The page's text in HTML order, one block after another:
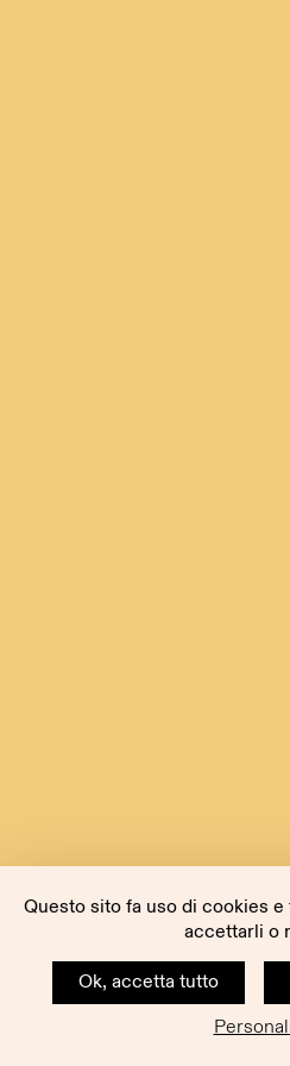
Questo sito fa uso di cookies
accettarli o
Ok, accetta tutto